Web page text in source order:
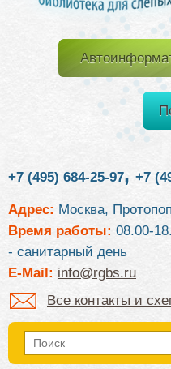
+7 (495) 684-25-97, +7
Адрес: Москва,
Время работы: 08.00-
- санитарный день
E-Mail: info@rgbs.ru
Все контакты и